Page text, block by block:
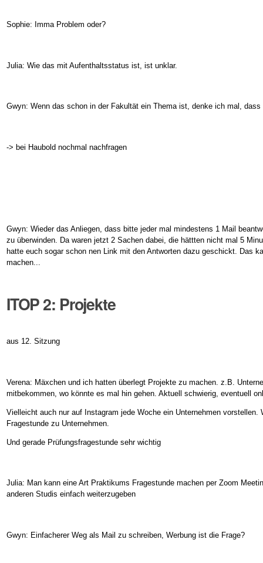
Sophie: Imma Problem oder?
Julia: Wie das mit Aufenthaltsstatus ist, ist unklar.
Gwyn: Wenn das schon in der Fakultät ein Thema ist, denke ich mal,
-> bei Haubold nochmal nachfragen
Gwyn: Wieder das Anliegen, dass bitte jeder mal mindestens 1 Mail
zu überwinden. Da waren jetzt 2 Sachen dabei, die hättten nicht mal 5
hatte euch sogar schon nen Link mit den Antworten dazu geschickt. Das
machen...
ITOP 2: Projekte
aus 12. Sitzung
Verena: Mäxchen und ich hatten überlegt Projekte zu machen. z.B.
mitbekommen, wo könnte es mal hin gehen. Aktuell schwierig, eventuell
Vielleicht auch nur auf Instagram jede Woche ein Unternehmen vorstellen.
Fragestunde zu Unternehmen.
Und gerade Prüfungsfragestunde sehr wichtig
Julia: Man kann eine Art Praktikums Fragestunde machen per Zoom
anderen Studis einfach weiterzugeben
Gwyn: Einfacherer Weg als Mail zu schreiben, Werbung ist die Frage?